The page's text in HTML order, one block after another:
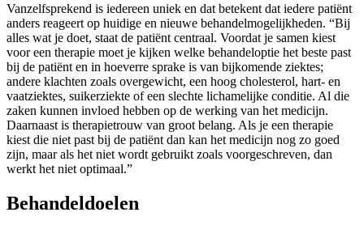
Vanzelfsprekend is iedereen uniek en dat betekent dat iedere patiënt
anders reageert op huidige en nieuwe behandelmogelijkheden. “Bij
alles wat je doet, staat de patiënt centraal. Voordat je samen kiest
voor een therapie moet je kijken welke behandeloptie het beste past
bij de patiënt en in hoeverre sprake is van bijkomende ziektes;
andere klachten zoals overgewicht, een hoog cholesterol, hart- en
vaatziektes, suikerziekte of een slechte lichamelijke conditie. Al die
zaken kunnen invloed hebben op de werking van het medicijn.
Daarnaast is therapietrouw van groot belang. Als je een therapie
kiest die niet past bij de patiënt dan kan het medicijn nog zo goed
zijn, maar als het niet wordt gebruikt zoals voorgeschreven, dan
werkt het niet optimaal.”
Behandeldoelen